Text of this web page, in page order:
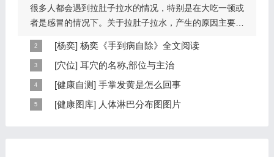
很多人都会遇到拉肚子拉水的情况，特别是在大吃一顿或
者是感冒的情况下。关于拉肚子拉水，产生的原因主要是
因为饮食问题，或者是因为肠胃问题。本页包...
[杨奕] 杨奕《手到病自除》全文阅读
本页提供杨奕手到病自除全文阅读。包括完整目录、共计
6大章，66个小节的详细内容。涉及到全身的各个反射
区，以及自然疗法、反射区疗法、食疗等。另外...
[穴位] 耳穴的名称,部位与主治
耳穴在耳郭的分布有一定规律，耳穴在耳郭的分布犹如一
个倒置在子宫内的胎儿，头部朝下，臀部朝上。其分布的
规律是，与面颊相应的穴位在耳垂；与上肢相...
[健康自测] 手掌发黄是怎么回事
手掌发黄，一般是血管内血液不充盈或是皮肤营养不良的
[健康图库] 人体淋巴分布图图片